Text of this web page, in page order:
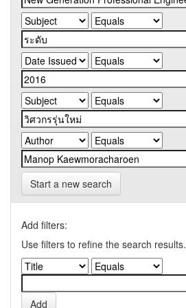
Start a new search
Add filters:
Use filters to refine the search results.